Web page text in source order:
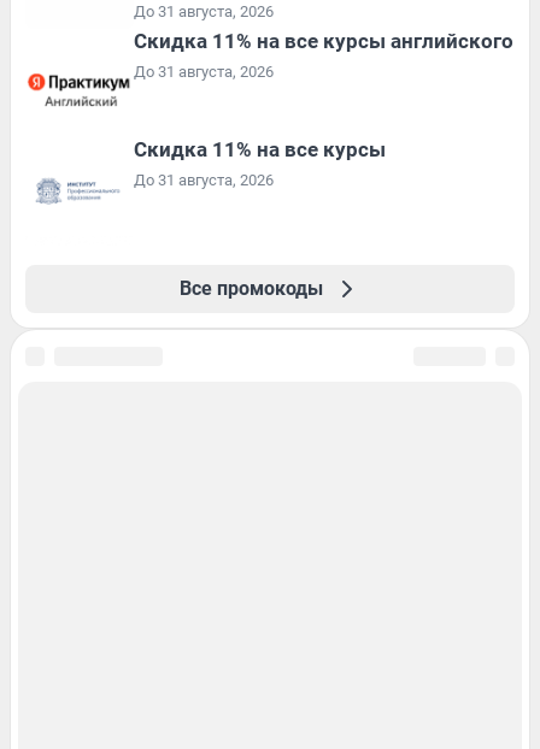
До 31 августа, 2026
Скидка 11% на все курсы английского
До 31 августа, 2026
Скидка 11% на все курсы
До 31 августа, 2026
Все промокоды